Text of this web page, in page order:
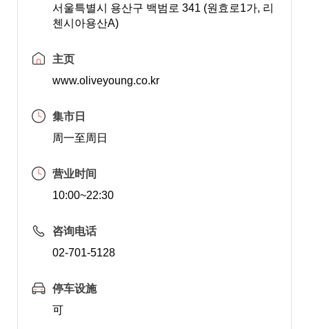
서울특별시 용산구 백범로 341 (원효로1가, 리
첸시아용산A)
主页
www.oliveyoung.co.kr
集市日
周一至周日
营业时间
10:00~22:30
咨询电话
02-701-5128
停车设施
可